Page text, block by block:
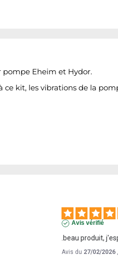
Eheim et Hydor.
ce kit, les vibrations de la
Avis vérifié
.beau produit,
Avis du 27/02/2026